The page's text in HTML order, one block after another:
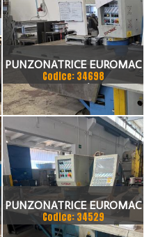
PUNZONATRICE EUROMAC
ZX1000/30
Codice: 34698
PUNZONATRICE EUROMAC
Codice: 34529